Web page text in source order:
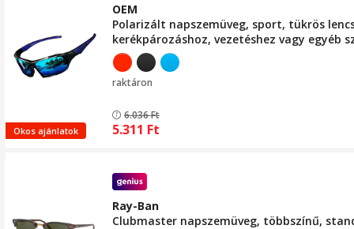
Okos ajánlatok
OEM
Polarizált napszemüveg, sport, tükrös
kerékpározáshoz, vezetéshez vagy egyéb
raktáron
6.036Ft
5.311 Ft
Ray-Ban
Clubmaster napszemüveg, többszínű,